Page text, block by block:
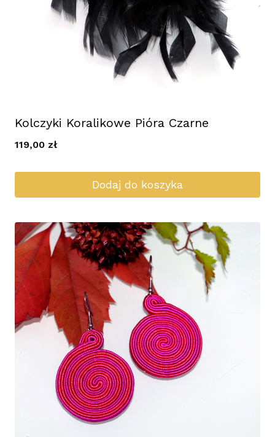
Kolczyki Koralikowe Pióra Czarne
119,00 zł
Dodaj do koszyka